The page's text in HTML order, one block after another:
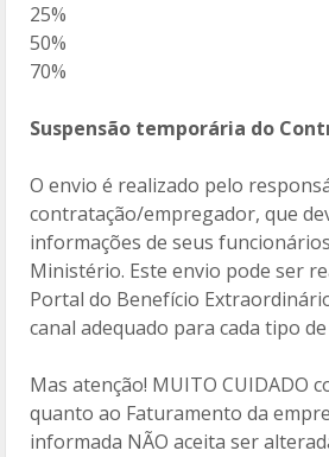
25%
50%
70%
Suspensão temporária do
O envio é realizado pelo
contratação/empregador, que
informações de seus
Ministério. Este envio pode ser
Portal do Benefício
canal adequado para cada tipo
Mas atenção! MUITO CUIDADO
quanto ao Faturamento da
informada NÃO aceita ser